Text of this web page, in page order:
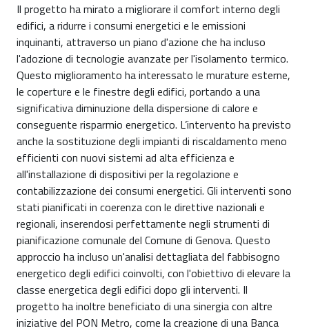
Il progetto ha mirato a migliorare il comfort interno degli
edifici, a ridurre i consumi energetici e le emissioni
inquinanti, attraverso un piano d'azione che ha incluso
l'adozione di tecnologie avanzate per l'isolamento termico.
Questo miglioramento ha interessato le murature esterne,
le coperture e le finestre degli edifici, portando a una
significativa diminuzione della dispersione di calore e
conseguente risparmio energetico. L’intervento ha previsto
anche la sostituzione degli impianti di riscaldamento meno
efficienti con nuovi sistemi ad alta efficienza e
all'installazione di dispositivi per la regolazione e
contabilizzazione dei consumi energetici. Gli interventi sono
stati pianificati in coerenza con le direttive nazionali e
regionali, inserendosi perfettamente negli strumenti di
pianificazione comunale del Comune di Genova. Questo
approccio ha incluso un'analisi dettagliata del fabbisogno
energetico degli edifici coinvolti, con l'obiettivo di elevare la
classe energetica degli edifici dopo gli interventi. Il
progetto ha inoltre beneficiato di una sinergia con altre
iniziative del PON Metro, come la creazione di una Banca